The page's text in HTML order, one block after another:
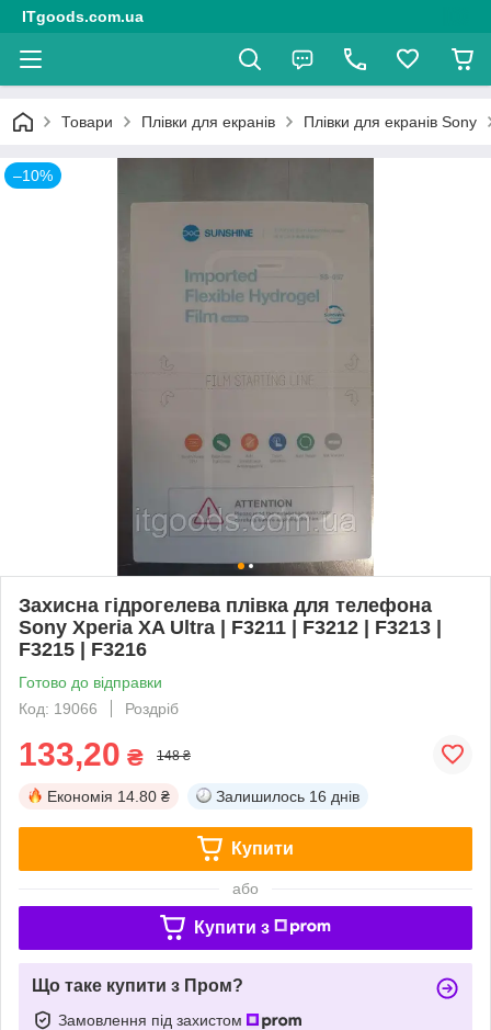
ITgoods.com.ua
Товари Плівки для екранів Плівки для екранів Sony
–10%
Захисна гідрогелева плівка для телефона
Sony Xperia XA Ultra | F3211 | F3212 | F3213 |
F3215 | F3216
Готово до відправки
Код: 19066
Роздріб
133,20 ₴ 148 ₴
Економія 14.80 ₴ Залишилось 16 днів
Купити
або
Купити з
Що таке купити з Пром?
Замовлення під захистом